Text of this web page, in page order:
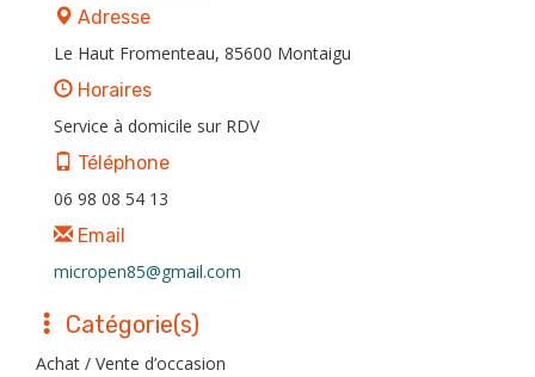
Adresse
Le Haut Fromenteau, 85600 Montaigu
Horaires
Service à domicile sur RDV
Téléphone
06 98 08 54 13
Email
micropen85@gmail.com
Catégorie(s)
Achat / Vente d’occasion